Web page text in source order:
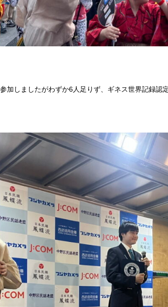
加しましたがわずか6人足りず、ギネス世界記録認